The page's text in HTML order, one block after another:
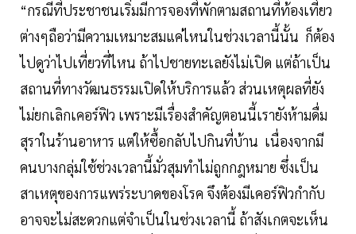
“กรณีที่ประชาชนเริ่มมีการจองที่พักตามสถานที่ท้องเที่ยว
ต่างๆถือว่ามีความเหมาะสมแค่ไหนในช่วงเวลานี้นั้น ก็ต้อง
ไปดูว่าไปเที่ยวที่ไหน ถ้าไปชายทะเลยังไม่เปิด แต่ถ้าเป็น
สถานที่ทางวัฒนธรรมเปิดให้บริการแล้ว ส่วนเหตุผลที่ยัง
ไม่ยกเลิกเคอร์ฟิว เพราะมีเรื่องสำคัญตอนนี้เรายังห้ามดื่ม
สุราในร้านอาหาร แต่ให้ซื้อกลับไปกินที่บ้าน เนื่องจากมี
คนบางกลุ่มใช้ช่วงเวลานี้มั่วสุมทำไม่ถูกกฎหมาย ซึ่งเป็น
สาเหตุของการแพร่ระบาดของโรค จึงต้องมีเคอร์ฟิวกำกับ
อาจจะไม่สะดวกแต่จำเป็นในช่วงเวลานี้ ถ้าสังเกตจะเห็น